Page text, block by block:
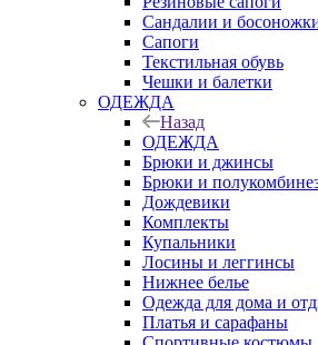
Сандалии и
Сапоги
Текстильная обувь
Чешки и балетки
ОДЕЖДА
Назад
ОДЕЖДА
Брюки и джинсы
Брюки и
Дождевики
Комплекты
Купальники
Лосины и леггинсы
Нижнее белье
Одежда для дома и
Платья и сарафаны